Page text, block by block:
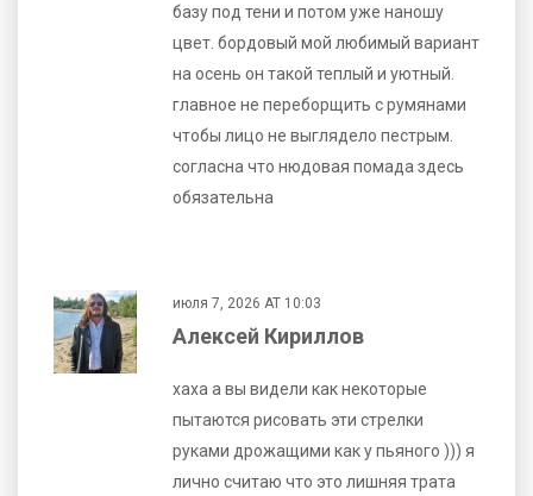
базу под тени и потом уже наношу
цвет. бордовый мой любимый вариант
на осень он такой теплый и уютный.
главное не переборщить с румянами
чтобы лицо не выглядело пестрым.
согласна что нюдовая помада здесь
обязательна
июля 7, 2026 AT 10:03
Алексей Кириллов
хаха а вы видели как некоторые
пытаются рисовать эти стрелки
руками дрожащими как у пьяного ))) я
лично считаю что это лишняя трата